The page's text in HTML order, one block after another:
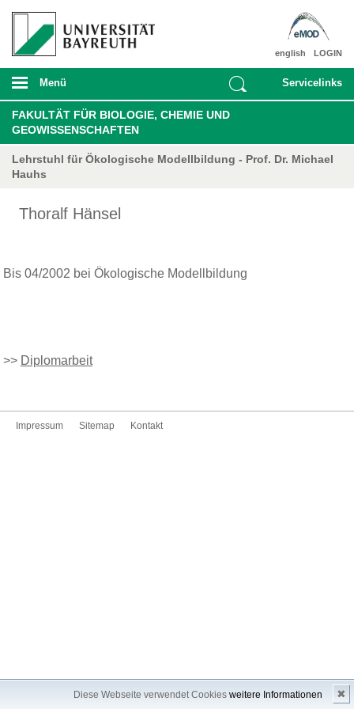
Diese Webseite verwendet Cookies weitere Informationen ✖
LOGIN
english
Menü Servicelinks
FAKULTÄT FÜR BIOLOGIE, CHEMIE UND
GEOWISSENSCHAFTEN
Lehrstuhl für Ökologische Modellbildung - Prof. Dr. Michael
Hauhs
Thoralf Hänsel
Bis 04/2002 bei Ökologische Modellbildung
>> Diplomarbeit
Impressum Sitemap Kontakt